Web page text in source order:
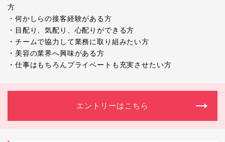
方
・何かしらの接客経験がある方
・目配り、気配り、心配りができる方
・チームで協力して業務に取り組みたい方
・美容の業界へ興味がある方
・仕事はもちろんプライベートも充実させたい方
エントリーはこちら